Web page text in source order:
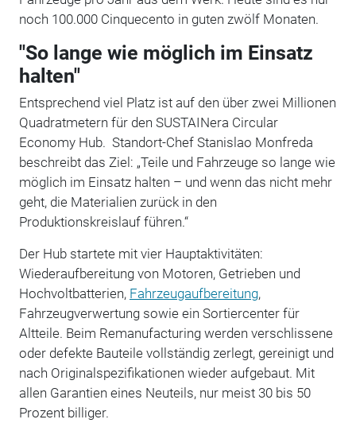
noch 100.000 Cinquecento in guten zwölf Monaten.
"So lange wie möglich im Einsatz
halten"
Entsprechend viel Platz ist auf den über zwei Millionen
Quadratmetern für den SUSTAINera Circular
Economy Hub. Standort-Chef Stanislao Monfreda
beschreibt das Ziel: „Teile und Fahrzeuge so lange wie
möglich im Einsatz halten – und wenn das nicht mehr
geht, die Materialien zurück in den
Produktionskreislauf führen.“
Der Hub startete mit vier Hauptaktivitäten:
Wiederaufbereitung von Motoren, Getrieben und
Hochvoltbatterien, Fahrzeugaufbereitung,
Fahrzeugverwertung sowie ein Sortiercenter für
Altteile. Beim Remanufacturing werden verschlissene
oder defekte Bauteile vollständig zerlegt, gereinigt und
nach Originalspezifikationen wieder aufgebaut. Mit
allen Garantien eines Neuteils, nur meist 30 bis 50
Prozent billiger.